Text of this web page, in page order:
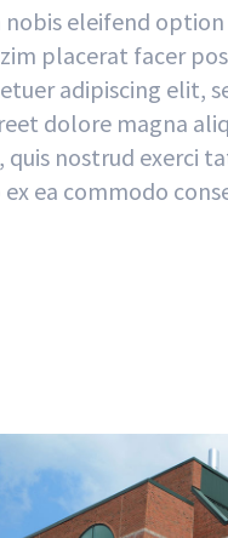
eleifend
placerat facer
adipiscing elit,
dolore magna
quis nostrud exerci
ea commodo